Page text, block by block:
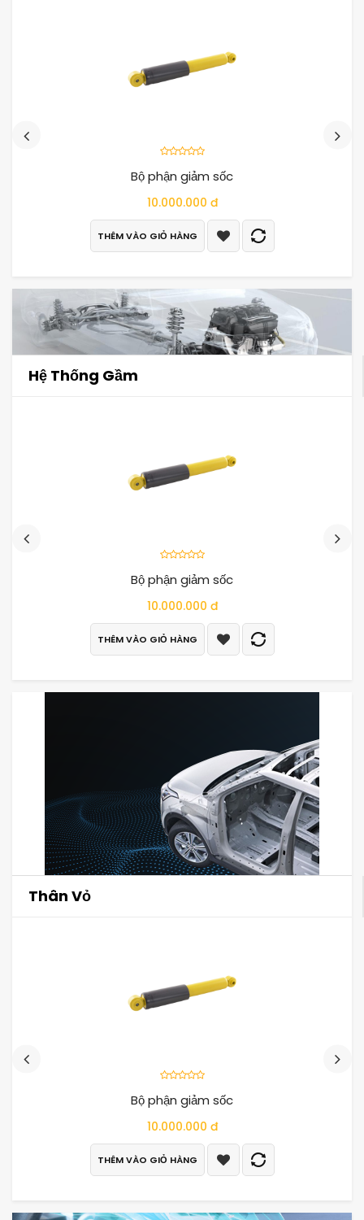
Bộ phận giảm sốc
10.000.000 đ
THÊM VÀO GIỎ HÀNG
Hệ Thống Gầm
Bộ phận giảm sốc
10.000.000 đ
THÊM VÀO GIỎ HÀNG
Thân Vỏ
Bộ phận giảm sốc
10.000.000 đ
THÊM VÀO GIỎ HÀNG